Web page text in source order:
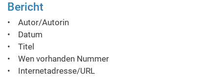
Bericht
• Autor/Autorin
• Datum
• Titel
• Wen vorhanden Nummer
• Internetadresse/URL